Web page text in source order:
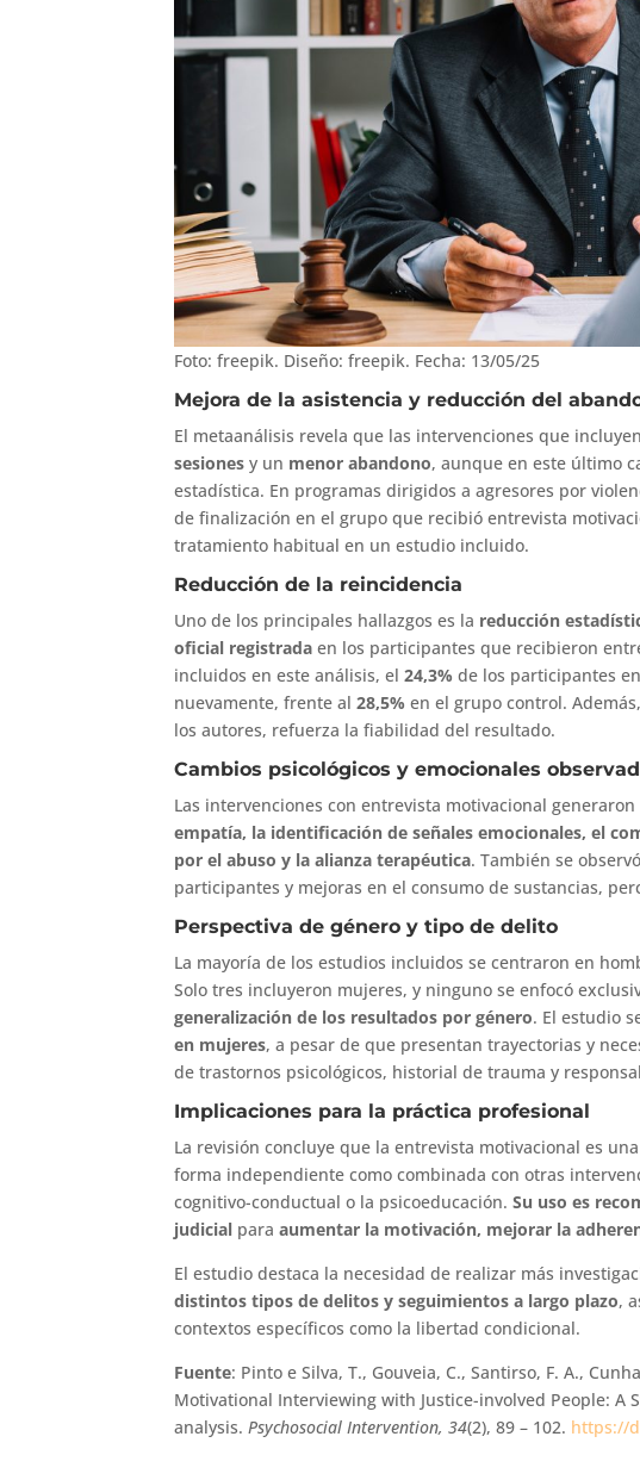
Foto: freepik. Diseño: freepik. Fecha: 13/05/25
Mejora de la asistencia y reducción del
El metaanálisis revela que las intervenciones que
sesiones y un menor abandono, aunque en este último
estadística. En programas dirigidos a agresores por
de finalización en el grupo que recibió entrevista
tratamiento habitual en un estudio incluido.
Reducción de la reincidencia
Uno de los principales hallazgos es la reducción
oficial registradaen los participantes que recibieron
incluidos en este análisis, el24,3% de los participantes
nuevamente, frente al28,5% en el grupo control.
los autores, refuerza la fiabilidad del resultado.
Cambios psicológicos y emocionales
Las intervenciones con entrevista motivacional generaron
empatía, la identificación de señales emocionales, el
por el abuso y la alianza terapéutica. También se
participantes y mejoras en el consumo de sustancias,
Perspectiva de género y tipo de delito
La mayoría de los estudios incluidos se centraron en
Solo tres incluyeron mujeres, y ninguno se enfocó
generalización de los resultados por género. El estudio
en mujeres, a pesar de que presentan trayectorias y
de trastornos psicológicos, historial de trauma y
Implicaciones para la práctica profesional
La revisión concluye que la entrevista motivacional es
forma independiente como combinada con otras
cognitivo-conductual o la psicoeducación.Su uso es
judicial paraaumentar la motivación, mejorar la
El estudio destaca la necesidad de realizar más
distintos tipos de delitos y seguimientos a largo plazo,
contextos específicos como la libertad condicional.
Fuente: Pinto e Silva, T., Gouveia, C., Santirso, F. A.,
Motivational Interviewing with Justice-involved People: A
analysis.Psychosocial Intervention, 34(2), 89 – 102. https://